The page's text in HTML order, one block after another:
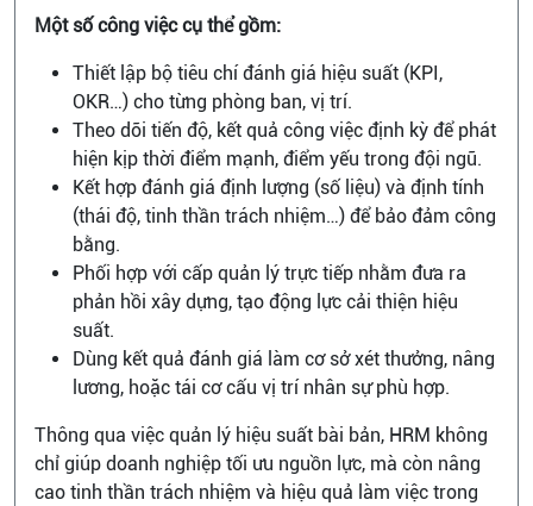
Một số công việc cụ thể gồm:
Thiết lập bộ tiêu chí đánh giá hiệu suất (KPI,
OKR…) cho từng phòng ban, vị trí.
Theo dõi tiến độ, kết quả công việc định kỳ để phát
hiện kịp thời điểm mạnh, điểm yếu trong đội ngũ.
Kết hợp đánh giá định lượng (số liệu) và định tính
(thái độ, tinh thần trách nhiệm…) để bảo đảm công
bằng.
Phối hợp với cấp quản lý trực tiếp nhằm đưa ra
phản hồi xây dựng, tạo động lực cải thiện hiệu
suất.
Dùng kết quả đánh giá làm cơ sở xét thưởng, nâng
lương, hoặc tái cơ cấu vị trí nhân sự phù hợp.
Thông qua việc quản lý hiệu suất bài bản, HRM không
chỉ giúp doanh nghiệp tối ưu nguồn lực, mà còn nâng
cao tinh thần trách nhiệm và hiệu quả làm việc trong